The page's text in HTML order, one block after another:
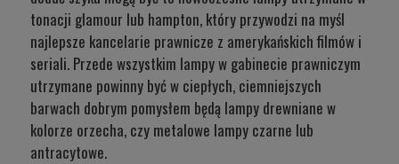
tonacji glamour lub hampton, który przywodzi na myśl
najlepsze kancelarie prawnicze z amerykańskich filmów i
seriali. Przede wszystkim lampy w gabinecie prawniczym
utrzymane powinny być w ciepłych, ciemniejszych
barwach dobrym pomysłem będą lampy drewniane w
kolorze orzecha, czy metalowe lampy czarne lub
antracytowe.